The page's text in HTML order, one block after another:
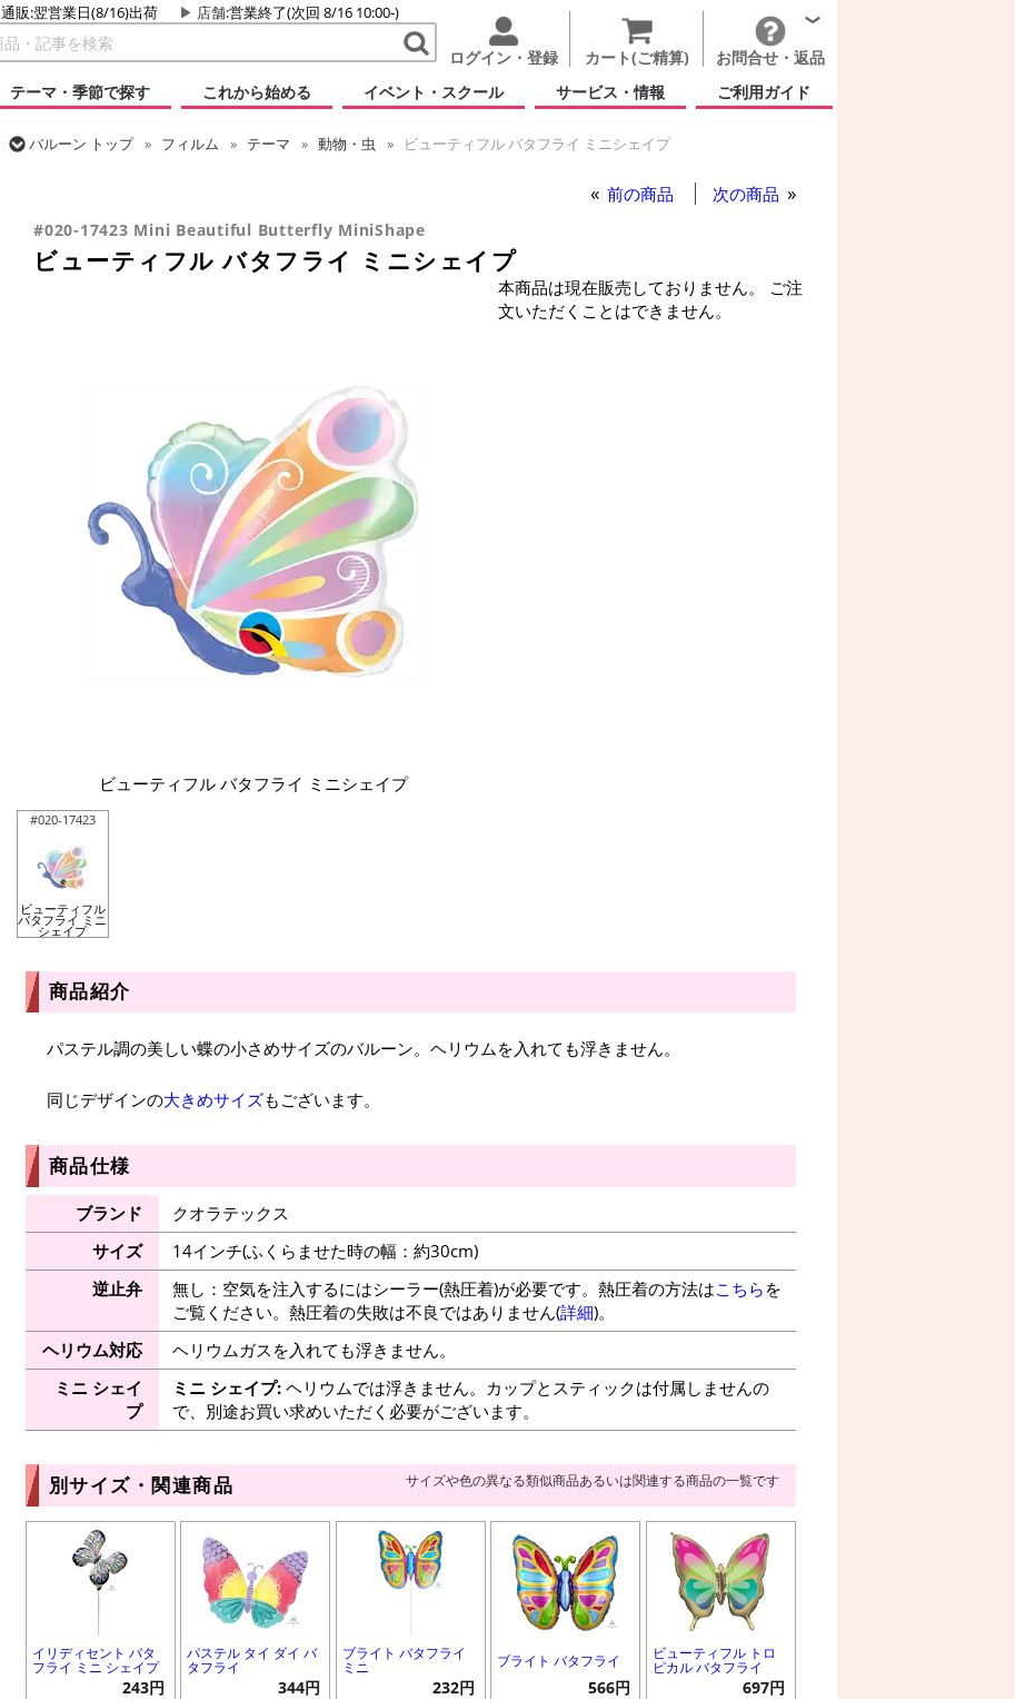
通販:翌営業日(8/16)出荷 店舗:営業終了(次回 8/16 10:00-)
ログイン・登録 カート(ご精算)
お問合せ・返品
テーマ・季節で探す
これから始める イベント・スクール サービス・情報 ご利用ガイド
バルーン トップ フィルム テーマ 動物・虫
ビューティフル バタフライ ミニシェイプ
前の商品 次の商品
#020-17423 Mini Beautiful Butterfly MiniShape
ビューティフル バタフライ ミニシェイプ
ビューティフル バタフライ ミニシェイプ
#020-17423
ビューティフル
バタフライ ミニ
シェイプ
本商品は現在販売しておりません。 ご注
文いただくことはできません。
商品紹介
パステル調の美しい蝶の小さめサイズのバルーン。ヘリウムを入れても浮きません。
同じデザインの大きめサイズもございます。
商品仕様
ブランド
クオラテックス
サイズ
14インチ(ふくらませた時の幅：約30cm)
逆止弁
無し：空気を注入するにはシーラー(熱圧着)が必要です。熱圧着の方法はこちら を
ご覧ください。熱圧着の失敗は不良ではありません(詳細)。
ヘリウム対応
ヘリウムガスを入れても浮きません。
ミニ シェイ
プ
ミニ シェイプ:ヘリウムでは浮きません。カップとスティックは付属しませんの
で、別途お買い求めいただく必要がございます。
別サイズ・関連商品 サイズや色の異なる類似商品あるいは関連する商品の一覧です
イリディセント バタ
フライ ミニ シェイプ
243円
パステル タイ ダイ バ
タフライ
344円
ブライト バタフライ
ミニ
232円
ブライト バタフライ
566円
ビューティフル トロ
ピカル バタフライ
697円